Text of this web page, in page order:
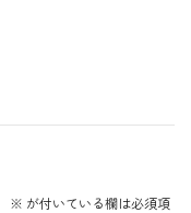
※ が付いている欄は必須項